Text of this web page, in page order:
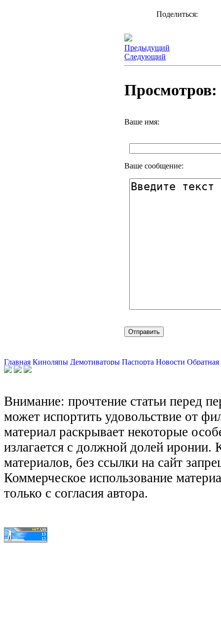
Поделиться:
Предыдущий
Следующий
Просмотров:
Ваше имя:
Ваше сообщение:
Главная Киноляпы Демотиваторы Паспорта Новости Обратная
Внимание: прочтение статьи перед
может испортить удовольствие от
материал раскрывает некоторые
излагается с должной долей иронии.
материалов, без ссылки на сайт
Коммерческое использование
только с согласия автора.